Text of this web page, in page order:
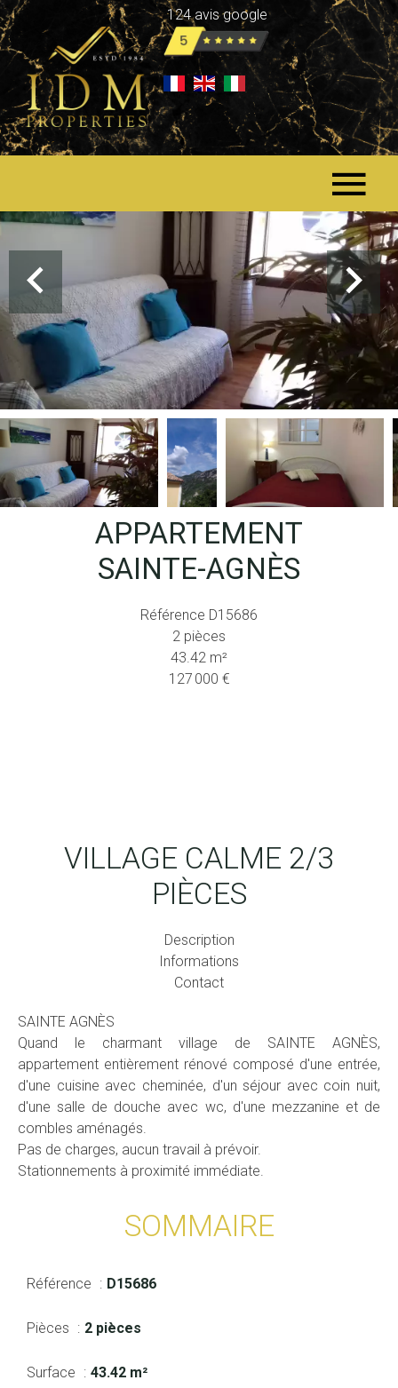
124 avis google
APPARTEMENT
SAINTE-AGNÈS
Référence D15686
2 pièces
43.42 m²
127 000 €
VILLAGE CALME 2/3
PIÈCES
Description
Informations
Contact
SAINTE AGNÈS
Quand le charmant village de SAINTE AGNÈS,
appartement entièrement rénové composé d'une entrée,
d'une cuisine avec cheminée, d'un séjour avec coin nuit,
d'une salle de douche avec wc, d'une mezzanine et de
combles aménagés.
Pas de charges, aucun travail à prévoir.
Stationnements à proximité immédiate.
SOMMAIRE
Référence D15686
Pièces 2 pièces
Surface 43.42 m²